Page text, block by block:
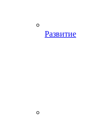
Развитие